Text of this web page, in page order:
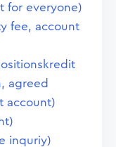
for everyone)
fee, account
agreed
account)
inquriy)